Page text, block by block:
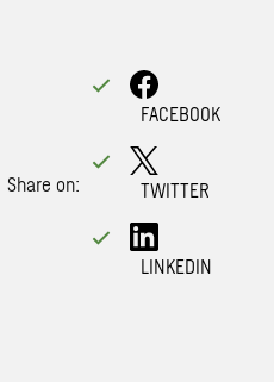
Share on:
FACEBOOK
TWITTER
LINKEDIN